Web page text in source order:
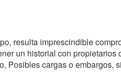
resulta imprescindible
un historial con propietarios
Posibles cargas o embargos,